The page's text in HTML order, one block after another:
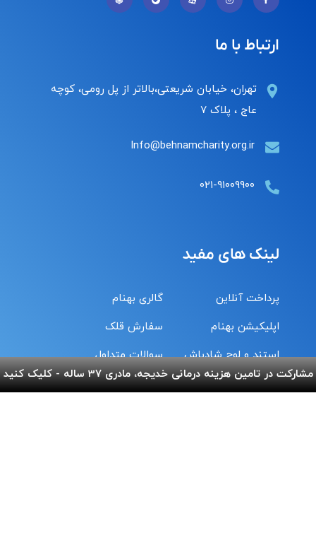
ارتباط با ما
تهران، خیابان شریعتی،بالاتر از پل رومی، کوچه
عاج ، پلاک ۷
Info@behnamcharity.org.ir
۰۲۱-۹۱۰۰۹۹۰۰
لینک های مفید
پرداخت آنلاین
اپلیکیشن بهنام
استند و لوح شادباش
استند و لوح یادبود
گالری بهنام
سفارش قلک
سوالات متداول
تماس با ما
مشارکت در تامین هزینه درمانی خدیجه، مادری 37 ساله - کلیک کنید